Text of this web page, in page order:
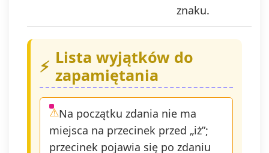
znaku.
Lista wyjątków do
zapamiętania
Na początku zdania nie ma
miejsca na przecinek przed „iż”;
przecinek pojawia się po zdaniu